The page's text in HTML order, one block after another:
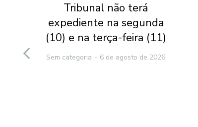
Tribunal não terá
expediente na segunda
(10) e na terça-feira (11)
Sem categoria 6 de agosto de 2026